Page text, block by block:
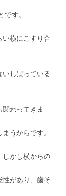
す。
い横にこすり合
しばっている
わってきま
うからです。
しかし横からの
性があり、歯そ